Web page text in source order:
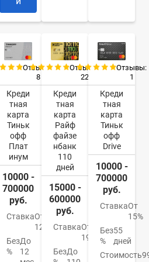
Отзывы:
8
Креди
тная
карта
Тиньк
офф
Плат
инум
10000 -
700000
руб.
СтавкаОт
12%
Без
%
До
12
Отзывы:
22
Креди
тная
карта
Райф
файзе
нбанк
110
дней
15000 -
600000
руб.
СтавкаОт
19%
БезДо
Отзывы:
1
Креди
тная
карта
Тиньк
офф
Drive
10000 -
700000
руб.
СтавкаОт
15%
Без
%
55
дней
Стоимость